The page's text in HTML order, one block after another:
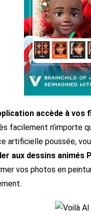
accède à
facilement n’importe
artificielle poussée,
aux dessins animés
vos photos en